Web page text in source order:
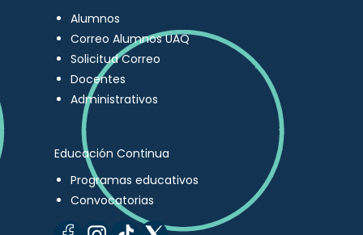
Alumnos
Correo Alumnos UAQ
Solicitud Correo
Docentes
Administrativos
Educación Continua
Programas educativos
Convocatorias